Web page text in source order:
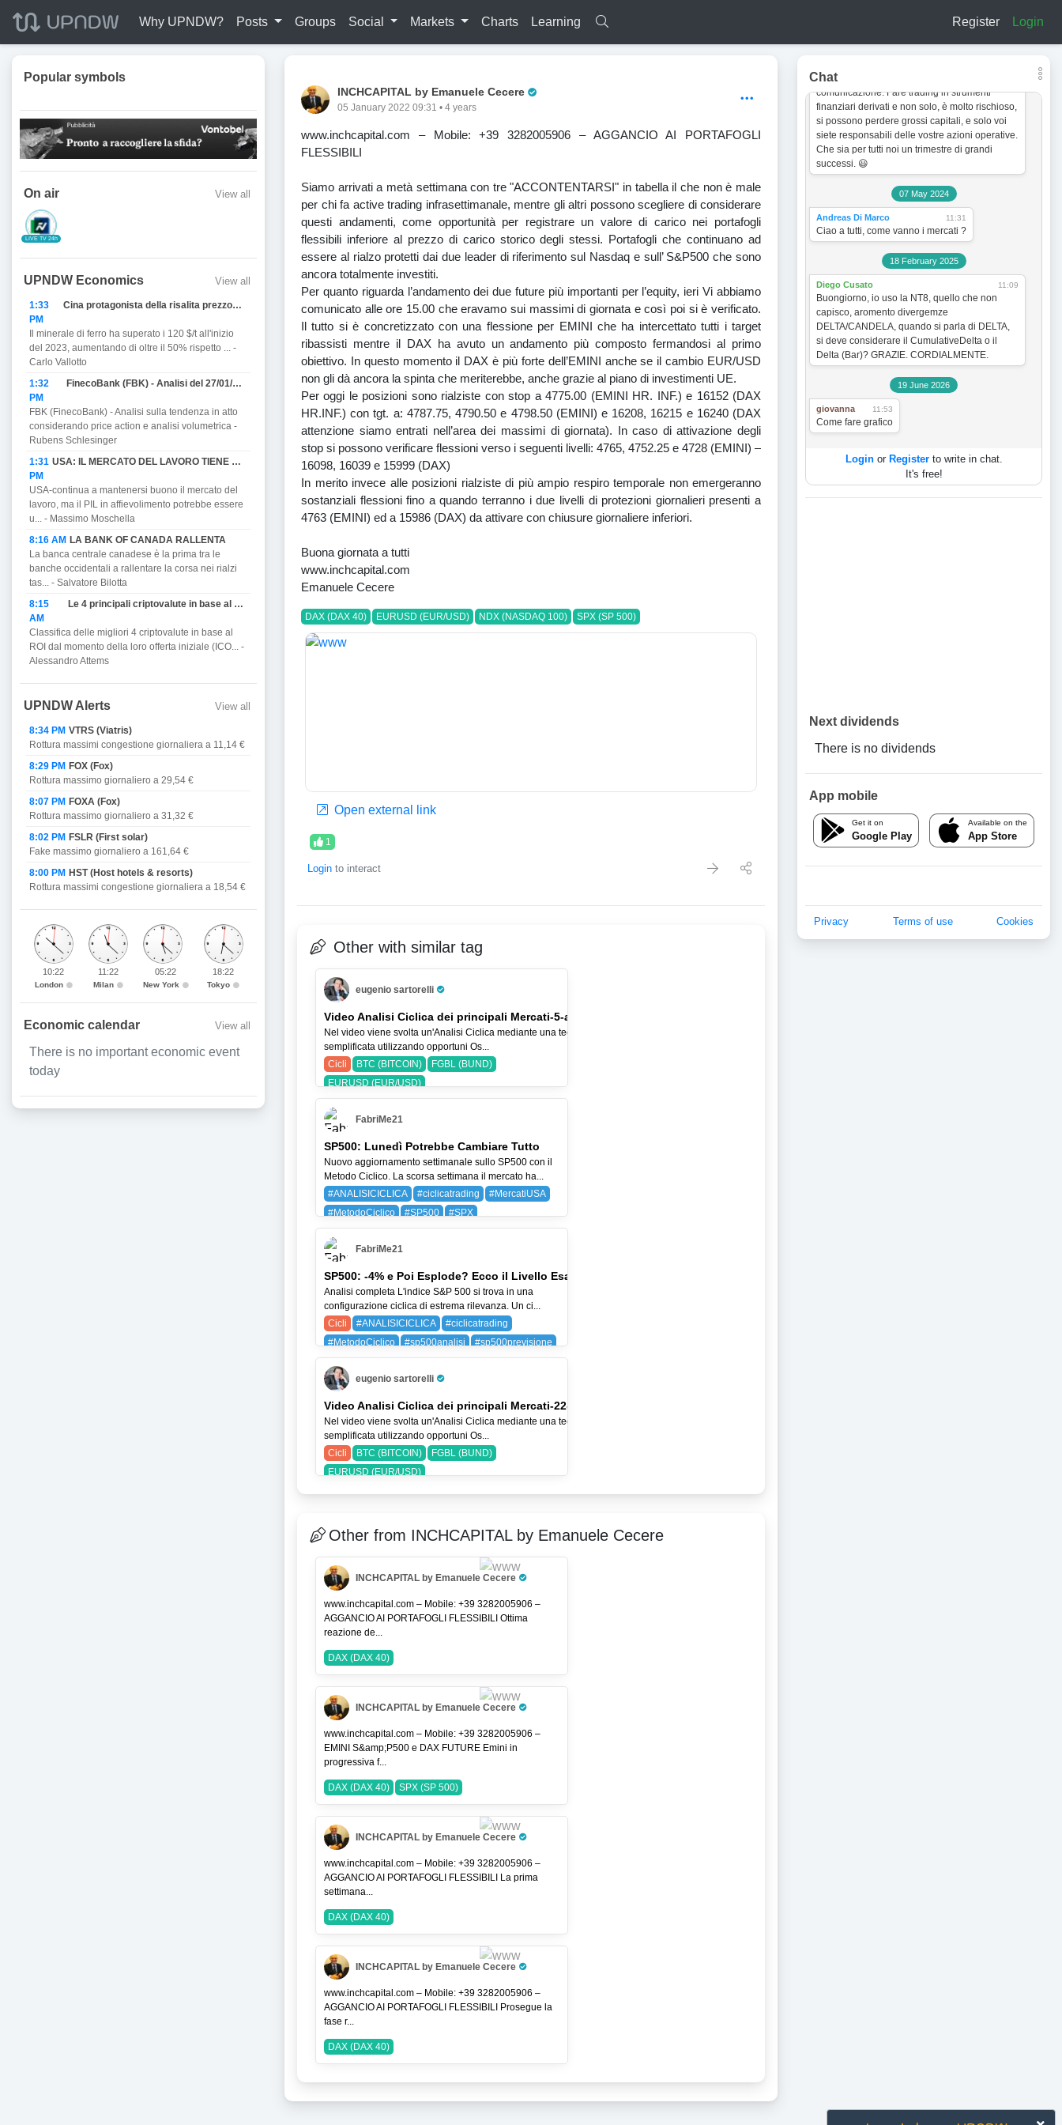
Why UPNDW? Posts Groups Social Markets Charts Learning Register Login
INCHCAPITAL by Emanuele Cecere
05 January 2022 09:31 • 4 years
www.inchcapital.com – Mobile: +39 3282005906 – AGGANCIO AI PORTAFOGLI
FLESSIBILI
Siamo arrivati a metà settimana con tre "ACCONTENTARSI" in tabella il che non è male
per chi fa active trading infrasettimanale, mentre gli altri possono scegliere di considerare
questi andamenti, come opportunità per registrare un valore di carico nei portafogli
flessibili inferiore al prezzo di carico storico degli stessi. Portafogli che continuano ad
essere al rialzo protetti dai due leader di riferimento sul Nasdaq e sull’ S&P500 che sono
ancora totalmente investiti.
Per quanto riguarda l’andamento dei due future più importanti per l’equity, ieri Vi abbiamo
comunicato alle ore 15.00 che eravamo sui massimi di giornata e così poi si è verificato.
Il tutto si è concretizzato con una flessione per EMINI che ha intercettato tutti i target
ribassisti mentre il DAX ha avuto un andamento più composto fermandosi al primo
obiettivo. In questo momento il DAX è più forte dell’EMINI anche se il cambio EUR/USD
non gli dà ancora la spinta che meriterebbe, anche grazie al piano di investimenti UE.
Per oggi le posizioni sono rialziste con stop a 4775.00 (EMINI HR. INF.) e 16152 (DAX
HR.INF.) con tgt. a: 4787.75, 4790.50 e 4798.50 (EMINI) e 16208, 16215 e 16240 (DAX
attenzione siamo entrati nell’area dei massimi di giornata). In caso di attivazione degli
stop si possono verificare flessioni verso i seguenti livelli: 4765, 4752.25 e 4728 (EMINI) –
16098, 16039 e 15999 (DAX)
In merito invece alle posizioni rialziste di più ampio respiro temporale non emergeranno
sostanziali flessioni fino a quando terranno i due livelli di protezioni giornalieri presenti a
4763 (EMINI) ed a 15986 (DAX) da attivare con chiusure giornaliere inferiori.
Buona giornata a tutti
www.inchcapital.com
Emanuele Cecere
DAX (DAX 40) EURUSD (EUR/USD) NDX (NASDAQ 100) SPX (SP 500)
Open external link
1
Login to interact
Other with similar tag
eugenio sartorelli
Pro Trader
Video Analisi Ciclica dei principali Mercati-5-ago-26
Nel video viene svolta un'Analisi Ciclica mediante una tecnica
semplificata utilizzando opportuni Os...
Cicli
BTC (BITCOIN)
FGBL (BUND)
EURUSD (EUR/USD)
FabriMe21
SP500: Lunedì Potrebbe Cambiare Tutto
Nuovo aggiornamento settimanale sullo SP500 con il
Metodo Ciclico. La scorsa settimana il mercato ha...
#ANALISICICLICA
#ciclicatrading
#MercatiUSA
#MetodoCiclico
#SP500
#SPX
BAYG (BAYER AG)
SPX (SP 500)
FabriMe21
SP500: -4% e Poi Esplode? Ecco il Livello Esatto
Analisi completa L'indice S&P 500 si trova in una
configurazione ciclica di estrema rilevanza. Un ci...
Cicli
#ANALISICICLICA
#ciclicatrading
#MetodoCiclico
#sp500analisi
#sp500previsione
SPX (SP 500)
eugenio sartorelli
Pro Trader
Video Analisi Ciclica dei principali Mercati-22-lug-26
Nel video viene svolta un'Analisi Ciclica mediante una tecnica
semplificata utilizzando opportuni Os...
Cicli
BTC (BITCOIN)
FGBL (BUND)
EURUSD (EUR/USD)
Other from INCHCAPITAL by Emanuele Cecere
INCHCAPITAL by Emanuele Cecere
Pro Trader
www.inchcapital.com – Mobile: +39 3282005906 –
AGGANCIO AI PORTAFOGLI FLESSIBILI Ottima
reazione de...
DAX (DAX 40)
INCHCAPITAL by Emanuele Cecere
Pro Trader
www.inchcapital.com – Mobile: +39 3282005906 –
EMINI S&amp;P500 e DAX FUTURE Emini in
progressiva f...
DAX (DAX 40) SPX (SP 500)
INCHCAPITAL by Emanuele Cecere
Pro Trader
www.inchcapital.com – Mobile: +39 3282005906 –
AGGANCIO AI PORTAFOGLI FLESSIBILI La prima
settimana...
DAX (DAX 40)
INCHCAPITAL by Emanuele Cecere
Pro Trader
www.inchcapital.com – Mobile: +39 3282005906 –
AGGANCIO AI PORTAFOGLI FLESSIBILI Prosegue la
fase r...
DAX (DAX 40)
Popular symbols
On air View all
LIVE TV 24h
UPNDW Economics View all
1:33
PM
Cina protagonista della risalita prezzo del Ferro
Il minerale di ferro ha superato i 120 $/t all'inizio
del 2023, aumentando di oltre il 50% rispetto ... -
Carlo Vallotto
1:32
PM
FinecoBank (FBK) - Analisi del 27/01/2023
FBK (FinecoBank) - Analisi sulla tendenza in atto
considerando price action e analisi volumetrica -
Rubens Schlesinger
1:31
PM
USA: IL MERCATO DEL LAVORO TIENE MA PROMETTE DI AFFIEVOLIRSI CON IL PIL E MINACCIA RECESSIONE.
USA-continua a mantenersi buono il mercato del
lavoro, ma il PIL in affievolimento potrebbe essere
u... - Massimo Moschella
8:16 AM LA BANK OF CANADA RALLENTA
La banca centrale canadese è la prima tra le
banche occidentali a rallentare la corsa nei rialzi
tas... - Salvatore Bilotta
8:15
AM
Le 4 principali criptovalute in base al ROI.
Classifica delle migliori 4 criptovalute in base al
ROI dal momento della loro offerta iniziale (ICO... -
Alessandro Attems
UPNDW Alerts View all
8:34 PM VTRS (Viatris)
Rottura massimi congestione giornaliera a 11,14 €
8:29 PM FOX (Fox)
Rottura massimo giornaliero a 29,54 €
8:07 PM FOXA (Fox)
Rottura massimo giornaliero a 31,32 €
8:02 PM FSLR (First solar)
Fake massimo giornaliero a 161,64 €
8:00 PM HST (Host hotels & resorts)
Rottura massimi congestione giornaliera a 18,54 €
10:22
London
11:22
Milan
05:22
New York
18:22
Tokyo
Economic calendar View all
There is no important economic event
today
Chat
In quanto tale non vogliono incentivare in
cambiamento senza obbligo di preventiva
comunicazione. Fare trading in strumenti
finanziari derivati e non solo, è molto rischioso,
si possono perdere grossi capitali, e solo voi
siete responsabili delle vostre azioni operative.
Che sia per tutti noi un trimestre di grandi
successi. 😃
07 May 2024
Andreas Di Marco 11:31
Ciao a tutti, come vanno i mercati ?
18 February 2025
Diego Cusato 11:09
Buongiorno, io uso la NT8, quello che non
capisco, aromento divergemze
DELTA/CANDELA, quando si parla di DELTA,
si deve considerare il CumulativeDelta o il
Delta (Bar)? GRAZIE. CORDIALMENTE.
19 June 2026
giovanna 11:53
Come fare grafico
Loginor Registerto write in chat.
It's free!
Next dividends
There is no dividends
App mobile
Get it on
Google Play
Available on the
App Store
Privacy Terms of use Cookies